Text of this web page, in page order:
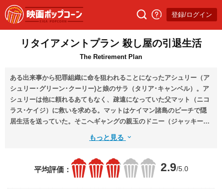
登録/ログイン
リタイアメントプラン 殺し屋の引退生活
The Retirement Plan
ある出来事から犯罪組織に命を狙われることになったアシュリー（ア
シュリー･グリーン･クーリー)と娘のサラ（タリア･キャンベル）。ア
シュリーは他に頼れるあてもなく、疎遠になっていた父マット（ニコ
ラス･ケイジ）に救いを求める。マットはケイマン諸島のビーチで隠
居生活を送っていた。そこへギャングの親玉のドニー（ジャッキー･
アール･ヘイリー）が手下のボボ（ロン･パールマン）を送り込む。や
がてアシュリーは父の隠された事実を知ることになる。そしてマット
もっと見る
平均評価： 2.9/5.0